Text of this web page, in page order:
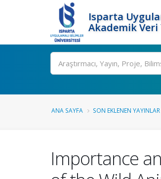
Isparta
Akademik
Ara
ANA SAYFA SON EKLENEN YAYINLAR
Importance